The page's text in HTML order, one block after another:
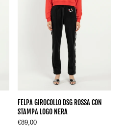
FELPA GIROCOLLO DSG ROSSA CON
STAMPA LOGO NERA
€89,00